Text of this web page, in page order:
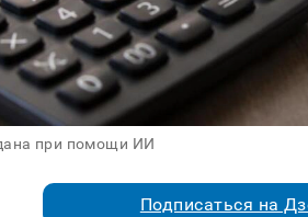
при помощи ИИ
Подписаться на